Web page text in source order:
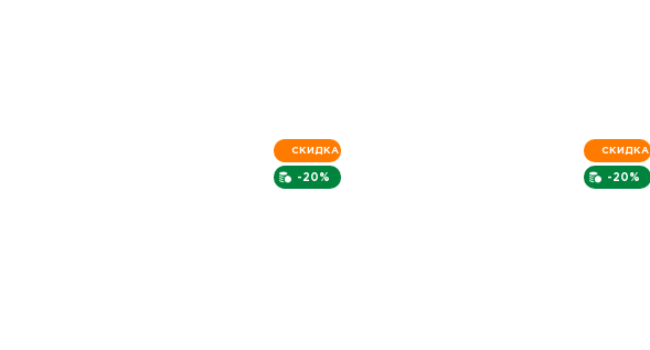
-20%
СКИДКА
-20%
СКИДКА